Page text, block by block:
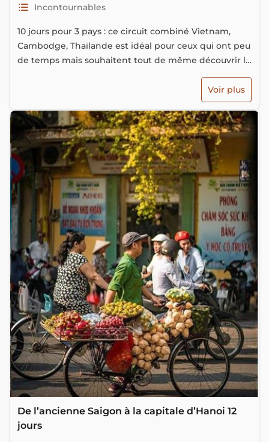
Incontournables
10 jours pour 3 pays : ce circuit combiné Vietnam,
Cambodge, Thaïlande est idéal pour ceux qui ont peu
de temps mais souhaitent tout de même découvrir la
beauté et la diversité de l'Asie. Parfait également
pour ceux qui arrivent en Thaïlande depuis votre
continent. Chaque pays de notre itinéraire a été
soigneusement sélectionné pour vous offrir des sites
incontournables : de l'atmosphère dynamique de
Bangkok en Thaïlande, au complexe des temples
d'Angkor, marqués par le temps au Cambodge
jusqu'à la splendide baie d'Halong au Vietnam,... Tout
cela fait partie de notre circuit en 10 jours.
Voir plus
De l’ancienne Saigon à la capitale d’Hanoi 12
jours